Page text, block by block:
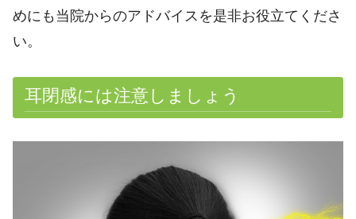
めにも当院からのアドバイスを是非お役立てくださ
い。
耳閉感には注意しましょう